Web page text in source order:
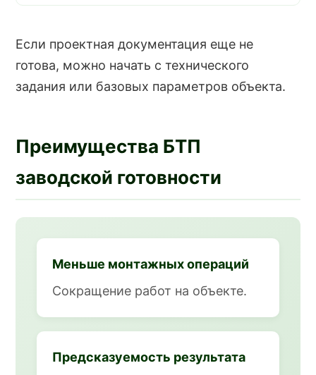
Если проектная документация еще не
готова, можно начать с технического
задания или базовых параметров объекта.
Преимущества БТП
заводской готовности
Меньше монтажных операций
Сокращение работ на объекте.
Предсказуемость результата